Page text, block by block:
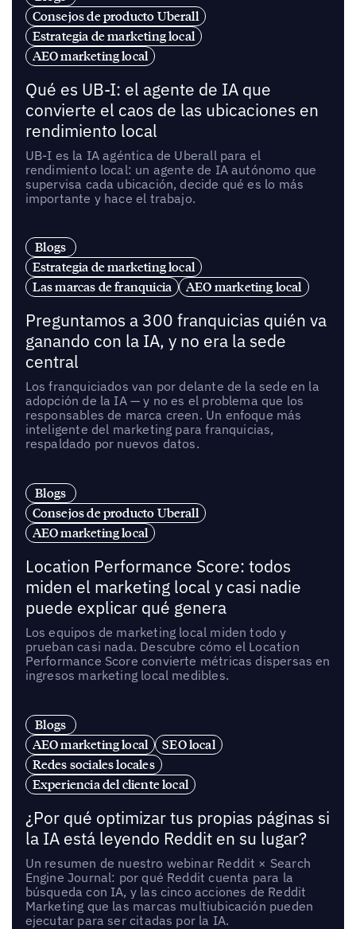
Consejos de producto Uberall
Estrategia de marketing local
AEO marketing local
Qué es UB-I: el agente de IA que
convierte el caos de las ubicaciones en
rendimiento local
UB-I es la IA agéntica de Uberall para el
rendimiento local: un agente de IA autónomo que
supervisa cada ubicación, decide qué es lo más
importante y hace el trabajo.
Blogs
Estrategia de marketing local
Las marcas de franquicia
AEO marketing local
Preguntamos a 300 franquicias quién va
ganando con la IA, y no era la sede
central
Los franquiciados van por delante de la sede en la
adopción de la IA — y no es el problema que los
responsables de marca creen. Un enfoque más
inteligente del marketing para franquicias,
respaldado por nuevos datos.
Blogs
Consejos de producto Uberall
AEO marketing local
Location Performance Score: todos
miden el marketing local y casi nadie
puede explicar qué genera
Los equipos de marketing local miden todo y
prueban casi nada. Descubre cómo el Location
Performance Score convierte métricas dispersas en
ingresos marketing local medibles.
Blogs
AEO marketing local
SEO local
Redes sociales locales
Experiencia del cliente local
¿Por qué optimizar tus propias páginas si
la IA está leyendo Reddit en su lugar?
Un resumen de nuestro webinar Reddit × Search
Engine Journal: por qué Reddit cuenta para la
búsqueda con IA, y las cinco acciones de Reddit
Marketing que las marcas multiubicación pueden
ejecutar para ser citadas por la IA.